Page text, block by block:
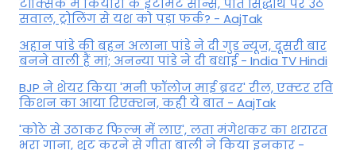
टॉक्सिक में कियारा के इंटीमेट सीन्स, पति सिद्धार्थ पर उठे
सवाल, ट्रोलिंग से यश को पड़ा फर्क? - AajTak
अहान पांडे की बहन अलाना पांडे ने दी गुड न्यूज, दूसरी बार
बनने वाली हैं मां; अनन्या पांडे ने दी बधाई - India TV Hindi
BJP ने शेयर किया 'मनी फॉलोज माई ब्रदर' रील, एक्टर रवि
किशन का आया रिएक्शन, कही ये बात - AajTak
'कोठे से उठाकर फिल्म में लाए', लता मंगेशकर का शरारत
भरा गाना, शूट करने से गीता बाली ने किया इनकार -